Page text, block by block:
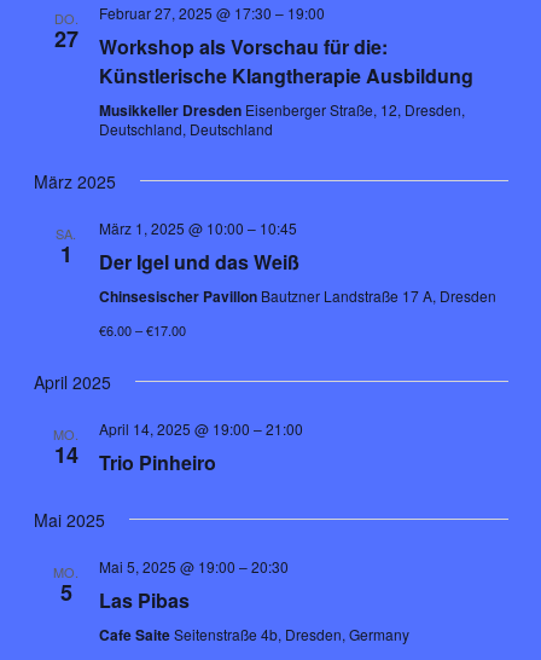
DO.
27
Februar 27, 2025 @ 17:30 – 19:00
Workshop als Vorschau für die:
Künstlerische Klangtherapie Ausbildung
Musikkeller Dresden Eisenberger Straße, 12, Dresden,
Deutschland, Deutschland
März 2025
SA.
1
März 1, 2025 @ 10:00 – 10:45
Der Igel und das Weiß
Chinsesischer Pavillon Bautzner Landstraße 17 A, Dresden
€6.00 – €17.00
April 2025
MO.
14
April 14, 2025 @ 19:00 –21:00
Trio Pinheiro
Mai 2025
MO.
5
Mai 5, 2025 @ 19:00 –20:30
Las Pibas
Cafe SaiteSeitenstraße 4b, Dresden, Germany